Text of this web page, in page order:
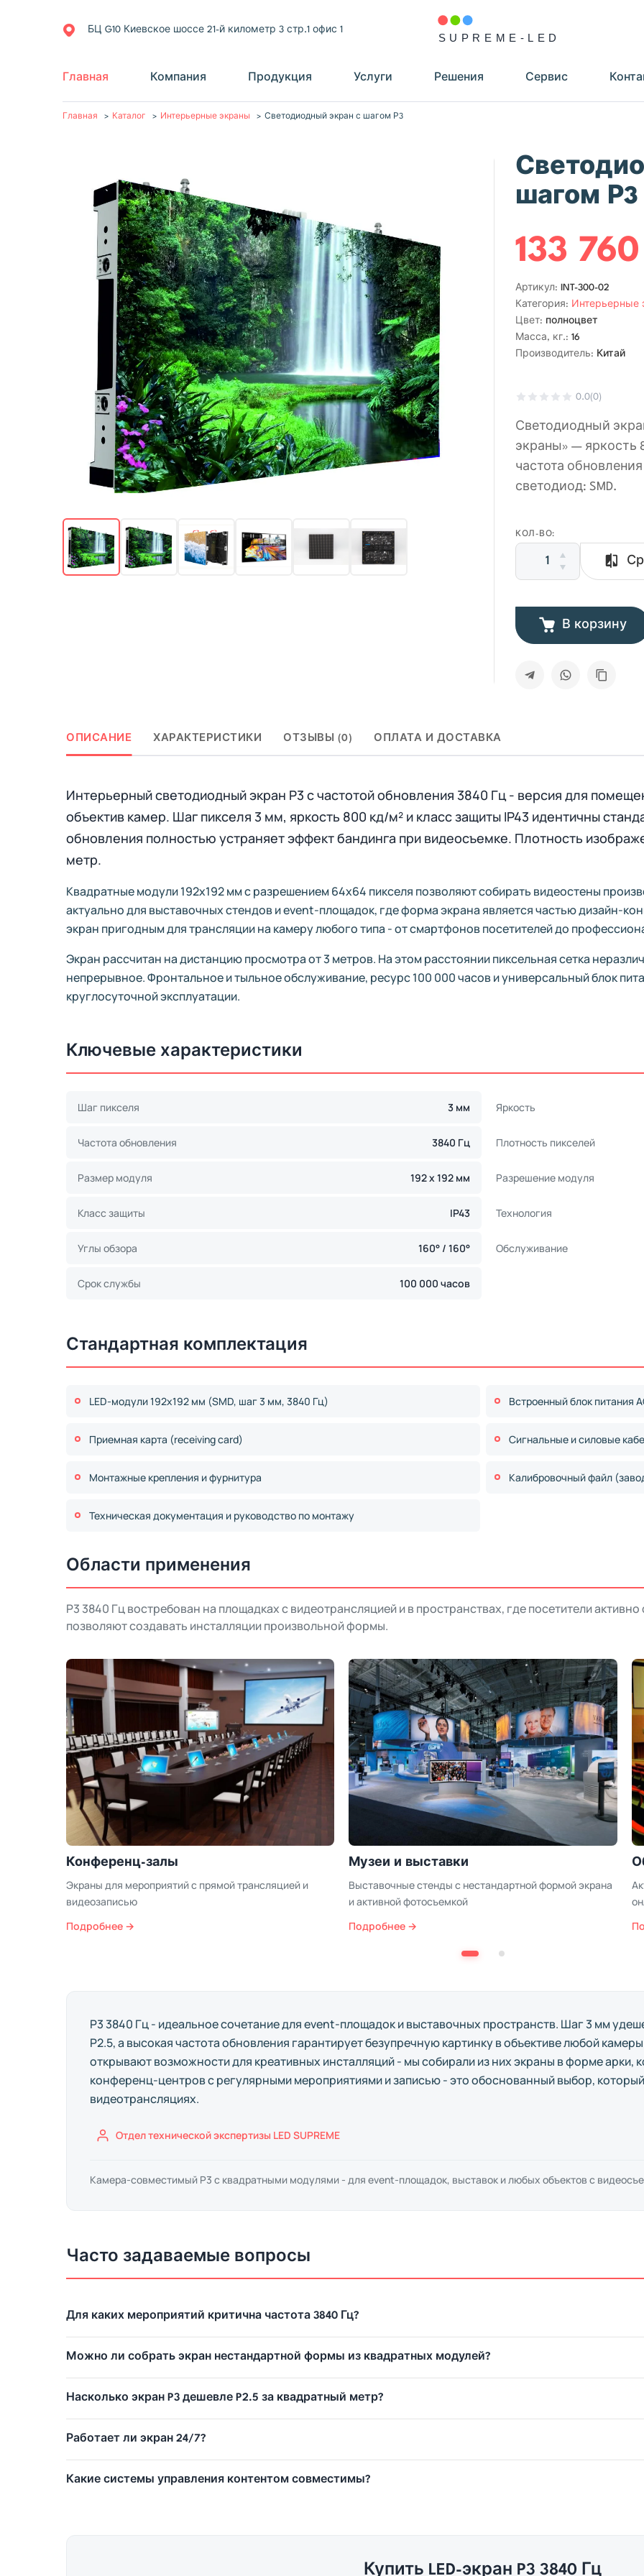
БЦ G10 Киевское шоссе 21-й километр 3 стр.1 офис 1
Главная Компания Продукция Услуги Решения Сервис
Главная Каталог Интерьерные экраны Светодиодный экран с шагом Р3
шагом Р3
133
Артикул:
INT-300-02
Категория: Интерьерные
Цвет: полноцвет
Масса, кг.: 16
Производитель: Китай
0.0(0)
Светодиодный
экраны» — яркость
частота
светодиод: SMD.
КОЛ-ВО:
В корзину
ОПИСАНИЕ ХАРАКТЕРИСТИКИ ОТЗЫВЫ (0) ОПЛАТА И ДОСТАВКА
Интерьерный светодиодный экран P3 с частотой обновления 3840 Гц - версия для
объектив камер. Шаг пикселя 3 мм, яркость 800 кд/м² и класс защиты IP43 идентичны
обновления полностью устраняет эффект бандинга при видеосъемке. Плотность
метр.
Квадратные модули 192x192 мм с разрешением 64x64 пикселя позволяют собирать видеостены
актуально для выставочных стендов и event-площадок, где форма экрана является частью дизайн-
экран пригодным для трансляции на камеру любого типа - от смартфонов посетителей до
Экран рассчитан на дистанцию просмотра от 3 метров. На этом расстоянии пиксельная сетка
непрерывное. Фронтальное и тыльное обслуживание, ресурс 100 000 часов и универсальный блок
круглосуточной эксплуатации.
Ключевые характеристики
Шаг пикселя 3 мм Яркость
Частота обновления 3840 Гц Плотность пикселей
Размер модуля 192 x 192 мм Разрешение модуля
Класс защиты IP43 Технология
Углы обзора 160° / 160° Обслуживание
Срок службы 100 000 часов
Стандартная комплектация
LED-модули 192x192 мм (SMD, шаг 3 мм, 3840 Гц) Встроенный блок питания
Приемная карта (receiving card) Сигнальные и силовые
Монтажные крепления и фурнитура Калибровочный файл
Техническая документация и руководство по монтажу
Области применения
P3 3840 Гц востребован на площадках с видеотрансляцией и в пространствах, где посетители
позволяют создавать инсталляции произвольной формы.
Музеи и выставки
Выставочные стенды с нестандартной формой экрана
и активной фотосъемкой
Подробнее →
Образование и соцобъекты
Актовые залы и лектории с записью мероприятий и
онлайн-вещанием
Подробнее →
P3 3840 Гц - идеальное сочетание для event-площадок и выставочных пространств. Шаг 3 мм
P2.5, а высокая частота обновления гарантирует безупречную картинку в объективе любой
открывают возможности для креативных инсталляций - мы собирали из них экраны в форме арки,
конференц-центров с регулярными мероприятиями и записью - это обоснованный выбор,
видеотрансляциях.
Отдел технической экспертизы LED SUPREME
Камера-совместимый P3 с квадратными модулями - для event-площадок, выставок и любых объектов с
Часто задаваемые вопросы
Для каких мероприятий критична частота 3840 Гц?
Можно ли собрать экран нестандартной формы из квадратных модулей?
Насколько экран P3 дешевле P2.5 за квадратный метр?
Работает ли экран 24/7?
Какие системы управления контентом совместимы?
Купить LED-экран P3 3840 Гц